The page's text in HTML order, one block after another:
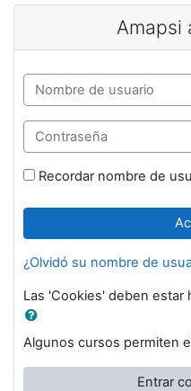
Salta al contenido principal
Amapsi
Nombre de usuario
Contraseña
Recordar nombre de
¿Olvidó su nombre de
Las 'Cookies' deben estar
Algunos cursos permiten
Entrar